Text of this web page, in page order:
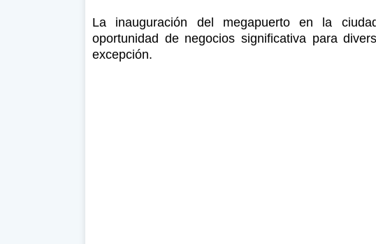
La inauguración del megapuerto en la
oportunidad de negocios significativa para
excepción.